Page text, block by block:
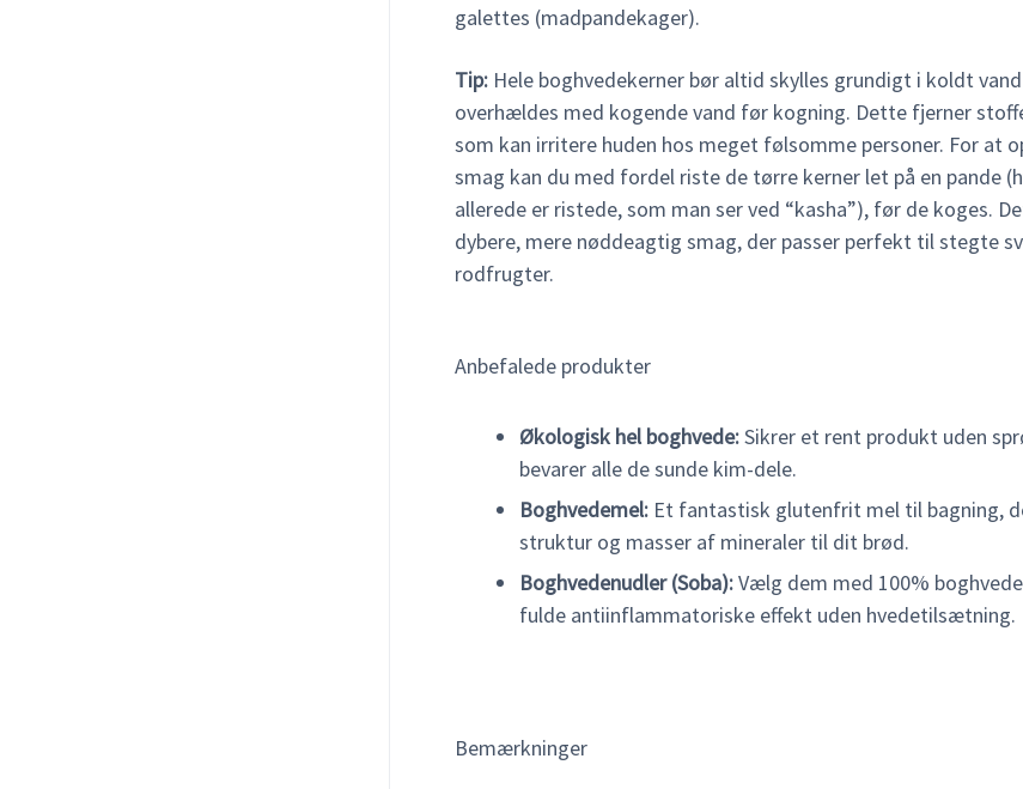
galettes (madpandekager).
Tip:Hele boghvedekerner bør altid skylles grundigt i koldt
overhældes med kogende vand før kogning. Dette fjerner
som kan irritere huden hos meget følsomme personer. For at
smag kan du med fordel riste de tørre kerner let på en pande
allerede er ristede, som man ser ved “kasha”), før de koges.
dybere, mere nøddeagtig smag, der passer perfekt til stegte
rodfrugter.
Anbefalede produkter
Økologisk hel boghvede:Sikrer et rent produkt uden
bevarer alle de sunde kim-dele.
Boghvedemel:Et fantastisk glutenfrit mel til bagning,
struktur og masser af mineraler til dit brød.
Boghvedenudler (Soba):Vælg dem med 100%
fulde antiinflammatoriske effekt uden hvedetilsætning.
Bemærkninger